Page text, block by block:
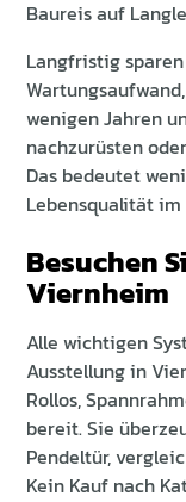
Baureis auf
Langfristig
wenigen Jahren
nachzurüsten
Das bedeutet
Lebensqualität
Besuchen
Viernheim
Alle wichtigen
Ausstellung in
Rollos,
bereit. Sie
Pendeltür,
Kein Kauf nach